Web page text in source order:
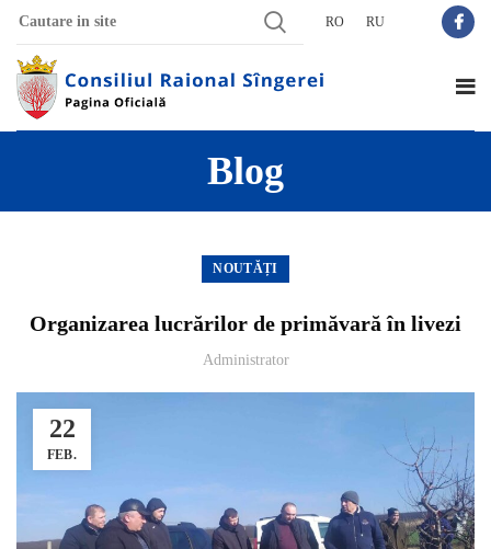
RO RU
Blog
NOUTĂȚI
Organizarea lucrărilor de primăvară în livezi
Administrator
22
FEB.